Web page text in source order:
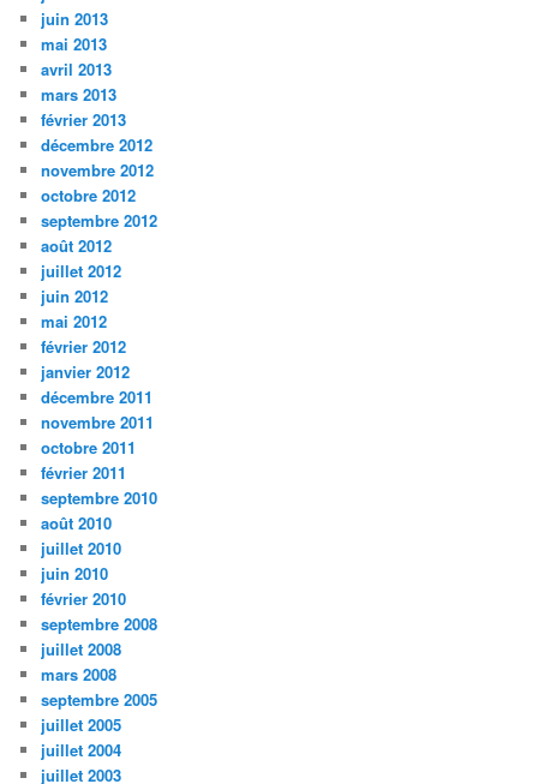
juin 2013
mai 2013
avril 2013
mars 2013
février 2013
décembre 2012
novembre 2012
octobre 2012
septembre 2012
août 2012
juillet 2012
juin 2012
mai 2012
février 2012
janvier 2012
décembre 2011
novembre 2011
octobre 2011
février 2011
septembre 2010
août 2010
juillet 2010
juin 2010
février 2010
septembre 2008
juillet 2008
mars 2008
septembre 2005
juillet 2005
juillet 2004
juillet 2003